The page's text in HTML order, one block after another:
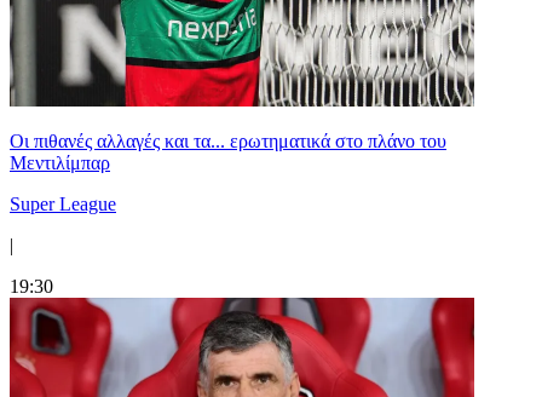
Οι πιθανές αλλαγές και τα... ερωτηματικά στο πλάνο του
Μεντιλίμπαρ
Super League
|
19:30